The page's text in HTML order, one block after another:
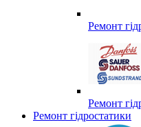
Ремонт
Ремонт
Ремонт гідростатики